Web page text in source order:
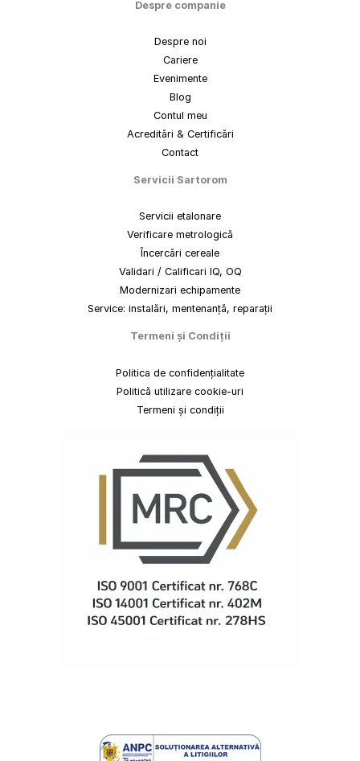
Despre companie
Despre noi
Cariere
Evenimente
Blog
Contul meu
Acreditări & Certificări
Contact
Servicii Sartorom
Servicii etalonare
Verificare metrologică
Încercări cereale
Validari / Calificari IQ, OQ
Modernizari echipamente
Service: instalări, mentenanță, reparații
Termeni și Condiții
Politica de confidențialitate
Politică utilizare cookie-uri
Termeni și condiții